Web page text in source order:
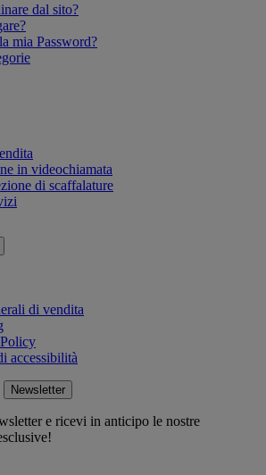
dal sito?
mia Password?
in videochiamata
di scaffalature
di vendita
accessibilità
Newsletter
e ricevi in anticipo le nostre